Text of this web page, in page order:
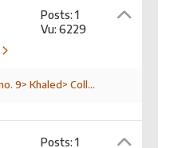
Posts: 1
Vu: 6229
9> Khaled> Coll...
Posts: 1